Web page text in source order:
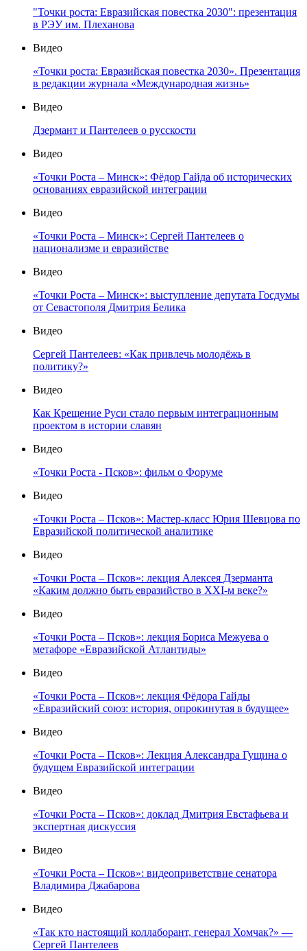
"Точки роста: Евразийская повестка 2030": презентация
в РЭУ им. Плеханова
Видео
«Точки роста: Евразийская повестка 2030». Презентация
в редакции журнала «Международная жизнь»
Видео
Дзермант и Пантелеев о русскости
Видео
«Точки Роста – Минск»: Фёдор Гайда об исторических
основаниях евразийской интеграции
Видео
«Точки Роста – Минск»: Сергей Пантелеев о
национализме и евразийстве
Видео
«Точки Роста – Минск»: выступление депутата Госдумы
от Севастополя Дмитрия Белика
Видео
Сергей Пантелеев: «Как привлечь молодёжь в
политику?»
Видео
Как Крещение Руси стало первым интеграционным
проектом в истории славян
Видео
«Точки Роста - Псков»: фильм о Форуме
Видео
«Точки Роста – Псков»: Мастер-класс Юрия Шевцова по
Евразийской политической аналитике
Видео
«Точки Роста – Псков»: лекция Алексея Дзерманта
«Каким должно быть евразийство в XXI-м веке?»
Видео
«Точки Роста – Псков»: лекция Бориса Межуева о
метафоре «Евразийской Атлантиды»
Видео
«Точки Роста – Псков»: лекция Фёдора Гайды
«Евразийский союз: история, опрокинутая в будущее»
Видео
«Точки Роста – Псков»: Лекция Александра Гущина о
будущем Евразийской интеграции
Видео
«Точки Роста – Псков»: доклад Дмитрия Евстафьева и
экспертная дискуссия
Видео
«Точки Роста – Псков»: видеоприветствие сенатора
Владимира Джабарова
Видео
«Так кто настоящий коллаборант, генерал Хомчак?» —
Сергей Пантелеев